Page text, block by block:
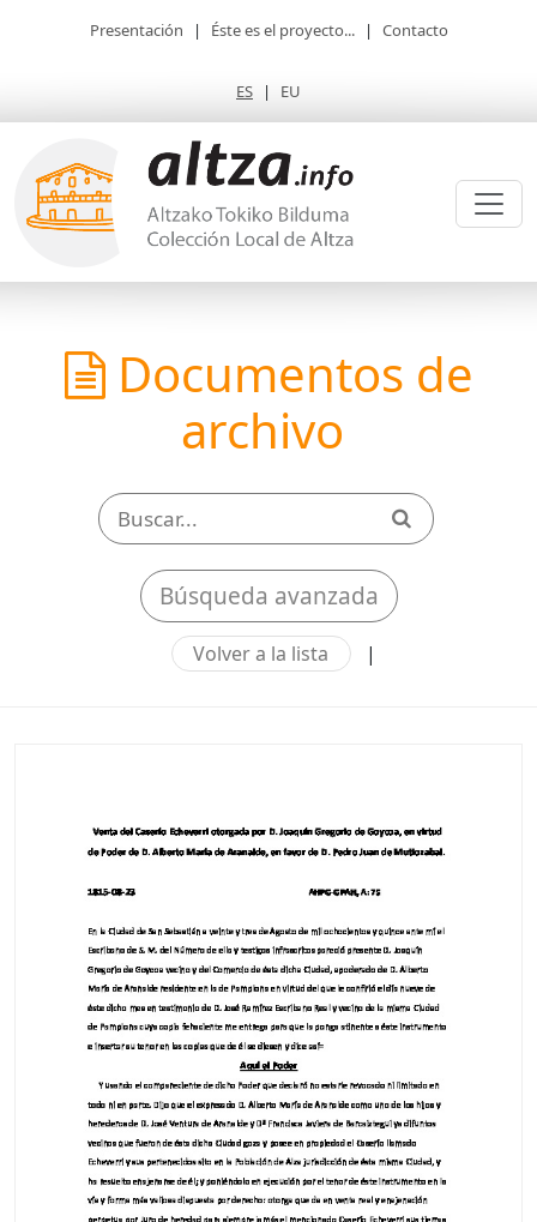
Presentación | Éste es el proyecto... | Contacto
ES | EU
Documentos de
archivo
Búsqueda avanzada
Volver a la lista |